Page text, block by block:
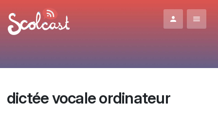
dictée vocale ordinateur